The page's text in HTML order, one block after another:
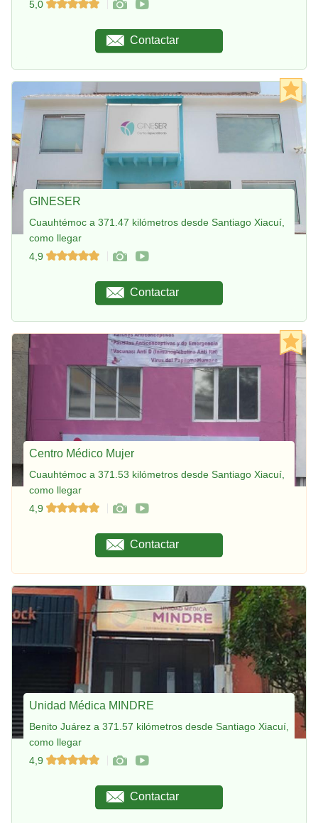
5,0
Contactar
GINESER
Cuauhtémoc a 371.47 kilómetros desde Santiago Xiacuí,
como llegar
4,9
Contactar
Centro Médico Mujer
Cuauhtémoc a 371.53 kilómetros desde Santiago Xiacuí,
como llegar
4,9
Contactar
Unidad Médica MINDRE
Benito Juárez a 371.57 kilómetros desde Santiago Xiacuí,
como llegar
4,9
Contactar